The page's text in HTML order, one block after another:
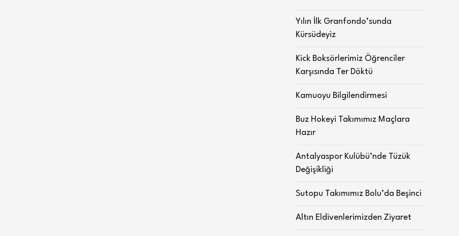
Yılın İlk Granfondo’sunda
Kürsüdeyiz
Kick Boksörlerimiz Öğrenciler
Karşısında Ter Döktü
Kamuoyu Bilgilendirmesi
Buz Hokeyi Takımımız Maçlara
Hazır
Antalyaspor Kulübü’nde Tüzük
Değişikliği
Sutopu Takımımız Bolu’da Beşinci
Altın Eldivenlerimizden Ziyaret